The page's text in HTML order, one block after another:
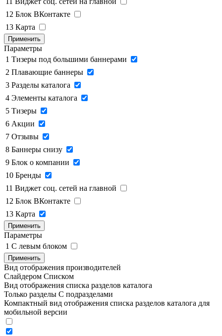
12 Блок ВКонтакте
13 Карта
Применить
Параметры
1 Тизеры под большими баннерами
2 Плавающие баннеры
3 Разделы каталога
4 Элементы каталога
5 Тизеры
6 Акции
7 Отзывы
8 Баннеры снизу
9 Блок о компании
10 Бренды
11 Виджет соц. сетей на главной
12 Блок ВКонтакте
13 Карта
Применить
Параметры
1 C левым блоком
Применить
Вид отображения производителей
Слайдером Списком
Вид отображения списка разделов каталога
Только разделы С подразделами
Компактный вид отображения списка разделов каталога для
мобильной версии